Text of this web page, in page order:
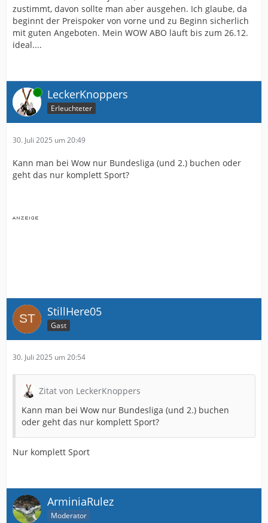
zustimmt, davon sollte man aber ausgehen. Ich glaube, da
beginnt der Preispoker von vorne und zu Beginn sicherlich
mit guten Angeboten. Mein WOW ABO läuft bis zum 26.12.
ideal....
Online LeckerKnoppers
Erleuchteter
30. Juli 2025 um 20:49
Kann man bei Wow nur Bundesliga (und 2.) buchen oder
geht das nur komplett Sport?
StillHere05
Gast
30. Juli 2025 um 20:54
Zitat von LeckerKnoppers
Kann man bei Wow nur Bundesliga (und 2.) buchen
oder geht das nur komplett Sport?
Nur komplett Sport
ArminiaRulez
Moderator